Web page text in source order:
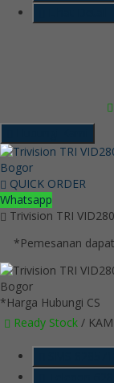
QUICK ORDER
Whatsapp
Trivision TRI VID280
*Pemesanan
*Harga Hubungi CS
Ready Stock /